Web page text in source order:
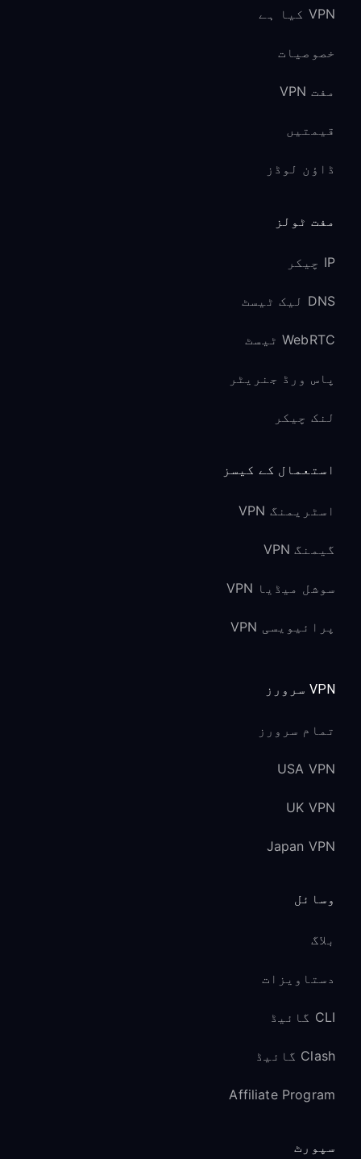
VPN کیا ہے
خصوصیات
مفت VPN
قیمتیں
ڈاؤن لوڈز
مفت ٹولز
IP چیکر
DNS لیک ٹیسٹ
WebRTC ٹیسٹ
پاس ورڈ جنریٹر
لنک چیکر
استعمال کے کیسز
اسٹریمنگ VPN
گیمنگ VPN
سوشل میڈیا VPN
پرائیویسی VPN
VPN سرورز
تمام سرورز
USA VPN
UK VPN
Japan VPN
وسائل
بلاگ
دستاویزات
CLI گائیڈ
Clash گائیڈ
Affiliate Program
سپورٹ